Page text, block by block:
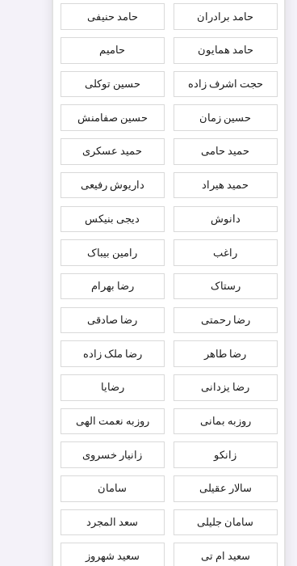
حامد برادران حامد حنیفی
حامد همایون حامیم
حجت اشرف زاده حسین توکلی
حسین زمان حسین صفامنش
حمید حامی حمید عسکری
حمید هیراد داریوش رفیعی
دانوش دیجی بنیکس
راغب رامین بیباک
رستاک رضا بهرام
رضا رحمتی رضا صادقی
رضا طاهر رضا ملک زاده
رضا یزدانی رضایا
روزبه بمانى روزبه نعمت الهی
زانکو زانیار خسروی
سالار عقیلی سامان
سامان جلیلی سعد المجرد
سعید ام تی سعید شهروز